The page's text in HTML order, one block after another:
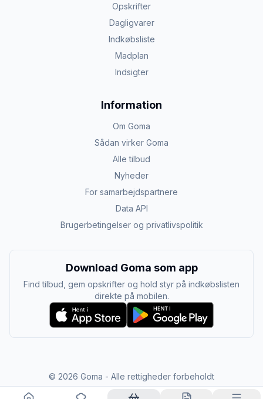
Opskrifter
Dagligvarer
Indkøbsliste
Madplan
Indsigter
Information
Om Goma
Sådan virker Goma
Alle tilbud
Nyheder
For samarbejdspartnere
Data API
Brugerbetingelser og privatlivspolitik
Download Goma som app
Find tilbud, gem opskrifter og hold styr på indkøbslisten
direkte på mobilen.
© 2026 Goma - Alle rettigheder forbeholdt